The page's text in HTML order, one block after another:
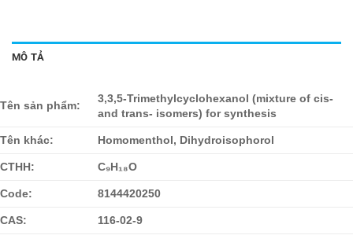
MÔ TẢ
Tên sản phẩm:
3,3,5-Trimethylcyclohexanol (mixture of cis-
and trans- isomers) for synthesis
Tên khác: Homomenthol, Dihydroisophorol
CTHH: C₉H₁₈O
Code: 8144420250
CAS: 116-02-9